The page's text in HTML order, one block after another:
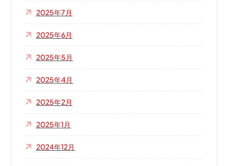
2025年7月
2025年6月
2025年5月
2025年4月
2025年2月
2025年1月
2024年12月